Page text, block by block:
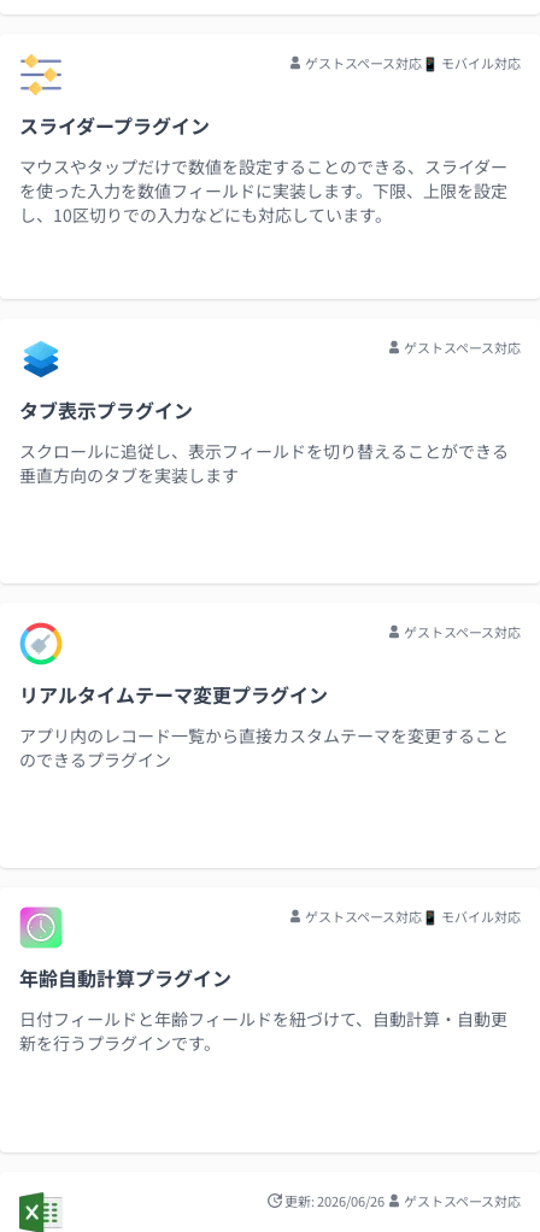
ゲストスペース対応📱 モバイル対応
スライダープラグイン
マウスやタップだけで数値を設定することのできる、スライダー
を使った入力を数値フィールドに実装します。下限、上限を設定
し、10区切りでの入力などにも対応しています。
ゲストスペース対応
タブ表示プラグイン
スクロールに追従し、表示フィールドを切り替えることができる
垂直方向のタブを実装します
ゲストスペース対応
リアルタイムテーマ変更プラグイン
アプリ内のレコード一覧から直接カスタムテーマを変更すること
のできるプラグイン
ゲストスペース対応📱 モバイル対応
年齢自動計算プラグイン
日付フィールドと年齢フィールドを紐づけて、自動計算・自動更
新を行うプラグインです。
更新: 2026/06/26 ゲストスペース対応